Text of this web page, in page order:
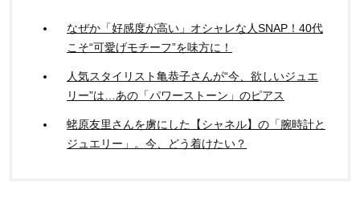
なぜか「好感度が高い」オシャレな人SNAP！40代
こそ“可愛げモチーフ”を味方に！
人気スタイリスト亀恭子さんが“今、欲しいジュエ
リー”は…あの「パワーストーン」のピアス
蛯原友里さんを虜にした【シャネル】の「腕時計と
ジュエリー」。今、どう着けたい？